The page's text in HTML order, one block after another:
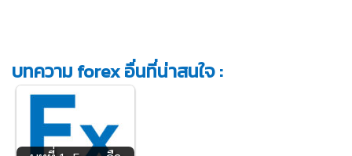
บทความ forex อื่นที่น่าสนใจ :